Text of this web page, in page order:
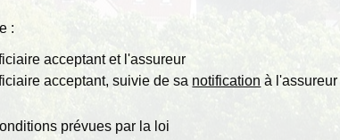
:
acceptant et l'assureur
acceptant, suivie de sa notification à l'assureur
prévues par la loi